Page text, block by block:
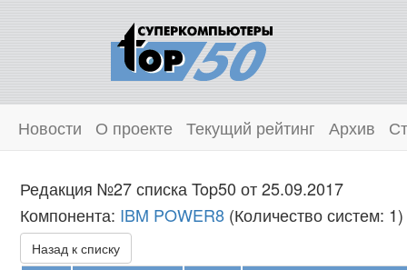
Новости О проекте Текущий рейтинг Архив
Редакция №27 списка Top50 от 25.09.2017
Компонента: IBM POWER8 (Количество систем: 1)
Назад к списку